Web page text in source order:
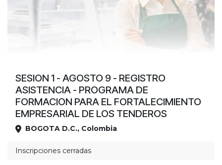
SESION 1 - AGOSTO 9 - REGISTRO
ASISTENCIA - PROGRAMA DE
FORMACION PARA EL FORTALECIMIENTO
EMPRESARIAL DE LOS TENDEROS
Ubicación
BOGOTA D.C., Colombia
Inscripciones cerradas